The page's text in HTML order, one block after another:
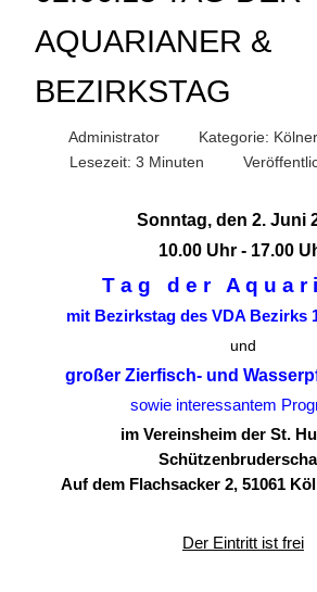
AQUARIANER &
BEZIRKSTAG
Administrator Kategorie:
Lesezeit: 3 Minuten
Sonntag, den 2. Juni
10.00 Uhr - 17.00
T a g d e r A q u a r
mit Bezirkstag des VDA Bezirks
und
großer Zierfisch- und
sowie interessantem
im Vereinsheim der St.
Auf dem Flachsacker 2, 51061
Der Eintritt ist frei